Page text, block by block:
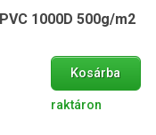
1000D 500g/m2
Kosárba
raktáron